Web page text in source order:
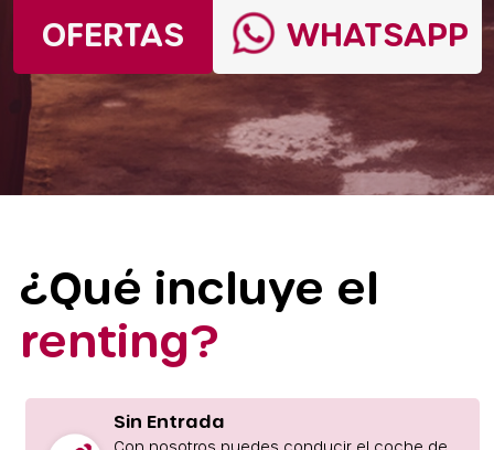
OFERTAS WHATSAPP
¿Qué incluye el
renting?
Sin Entrada
Con nosotros puedes conducir el coche de